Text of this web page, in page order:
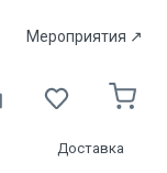
Мероприятия ↗
Доставка